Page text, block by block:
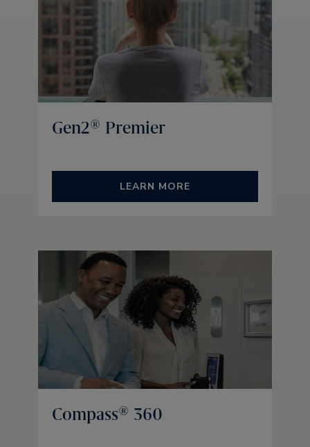
Gen2® Premier
LEARN MORE
Compass® 360